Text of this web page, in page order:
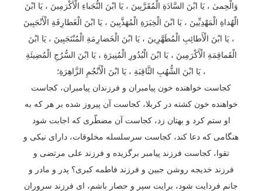
وَالْحِمىٰ ، يَا ابْنَ السَّادَةِ الْمُقَرَّبِينَ ، يَا ابْنَ النُّجَباءِ الْأَكْرَمِينَ ، يَا ابْنَ
الْهُداةِ الْمَهْدِيِّينَ ، يَا ابْنَ الْخِيَرَةِ الْمُهَذَّبِينَ ، يَا ابْنَ الْغَطارِفَةِ الْأَنْجَبِينَ
، يَا ابْنَ الْأَطائِبِ الْمُطَهَّرِينَ ، يَا ابْنَ الْخَضارِمَةِ الْمُنْتَجَبِينَ ، يَا ابْنَ
الْقَماقِمَةِ الْأَكْرَمِينَ ، يَا ابْنَ الْبُدُورِ الْمُنِيرَةِ ، يَا ابْنَ السُّرُجِ الْمُضِيئَةِ
، يَا ابْنَ الشُّهُبِ الثَّاقِبَةِ ، يَا ابْنَ الْأَنْجُمِ الزَّاهِرَةِ؛
کجاست خواهنده خون پیامبران و فرزندان پیامبران، کجاست
خواهنده خون کشته در کربلا، کجاست آن پیروز شده بر هر که به
او ستم کرد و بهتان زد، کجاست آن مضطّری که اجابت شود
هنگامی که دعا کند، کجاست سرسلسله مخلوقات، دارای نیکی و
تقوا، کجاست فرزند پیامبر برگزیده و فرزند علی مرتضی و
فرزند خدیجه روشن جبین و فرزند فاطمه کبری؟ پدر و مادر و
جانم فردایت شود، برایت سپر و حصار باشم، ای فرزند سروران